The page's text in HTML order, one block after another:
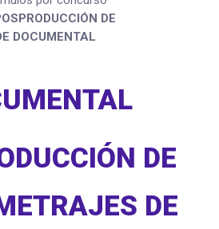
DE
DOCUMENTAL
DE
DE